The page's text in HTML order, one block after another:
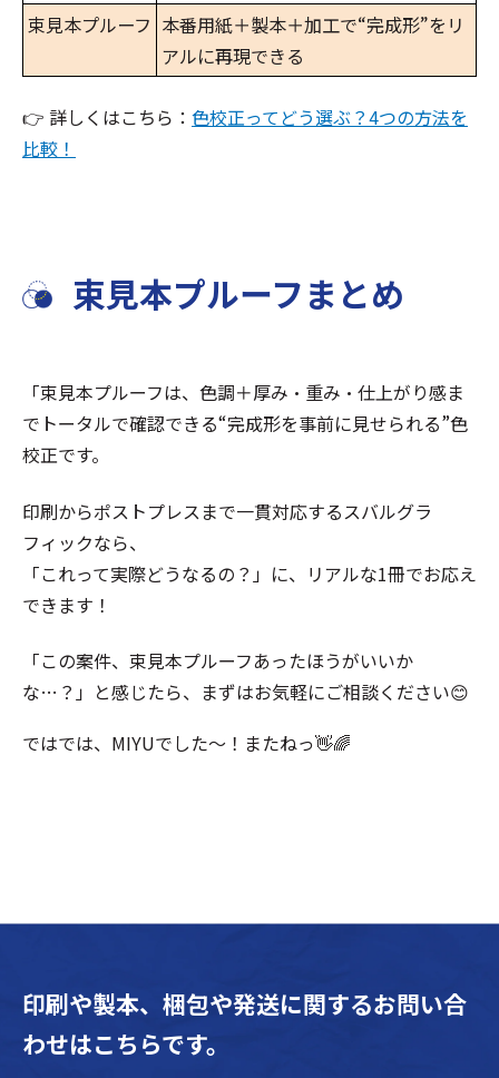
束見本プルーフ 本番用紙＋製本＋加工で“完成形”をリ
アルに再現できる
👉 詳しくはこちら： 色校正ってどう選ぶ？4つの方法を
比較！
束見本プルーフまとめ
「束見本プルーフは、色調＋厚み・重み・仕上がり感ま
でトータルで確認できる“完成形を事前に見せられる”色
校正です。
印刷からポストプレスまで一貫対応するスバルグラ
フィックなら、
「これって実際どうなるの？」に、リアルな1冊でお応え
できます！
「この案件、束見本プルーフあったほうがいいか
な…？」と感じたら、まずはお気軽にご相談ください😊
ではでは、MIYUでした〜！またねっ👋🌈
印刷や製本、梱包や発送に関するお問い合
わせはこちらです。